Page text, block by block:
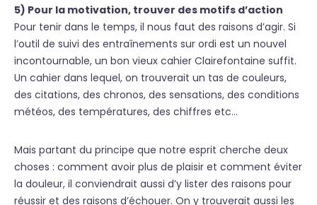
5) Pour la motivation, trouver des motifs d’action
Pour tenir dans le temps, il nous faut des raisons d’agir. Si
l’outil de suivi des entraînements sur ordi est un nouvel
incontournable, un bon vieux cahier Clairefontaine suffit.
Un cahier dans lequel, on trouverait un tas de couleurs,
des citations, des chronos, des sensations, des conditions
météos, des températures, des chiffres etc…
Mais partant du principe que notre esprit cherche deux
choses : comment avoir plus de plaisir et comment éviter
la douleur, il conviendrait aussi d’y lister des raisons pour
réussir et des raisons d’échouer. On y trouverait aussi les